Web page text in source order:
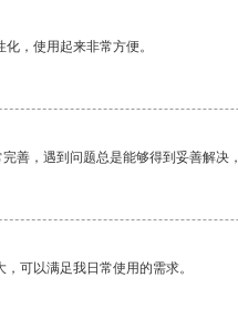
，使用起来非常方便。
善，遇到问题总是能够得到妥善解决
可以满足我日常使用的需求。